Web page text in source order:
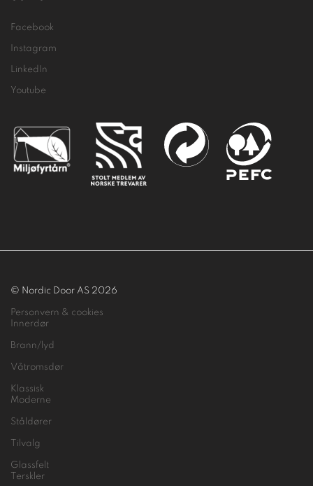
Facebook
Instagram
LinkedIn
Youtube
© Nordic Door AS 2026
Personvern & cookies
Innerdør
Brann/lyd
Våtromsdør
Klassisk
Moderne
Ståldører
Tilvalg
Glassfelt
Terskler